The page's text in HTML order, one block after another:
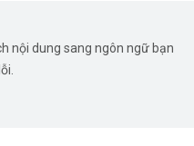
nội dung sang ngôn ngữ bạn